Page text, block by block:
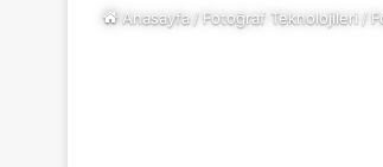
Anasayfa/Fotoğraf Teknolojileri /